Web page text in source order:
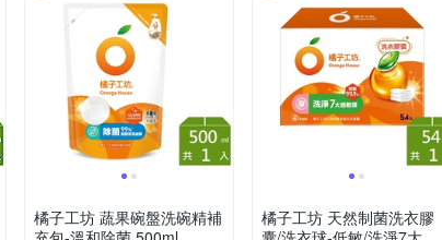
橘子工坊 蔬果碗盤洗碗精補
橘子工坊 天然制菌洗衣膠